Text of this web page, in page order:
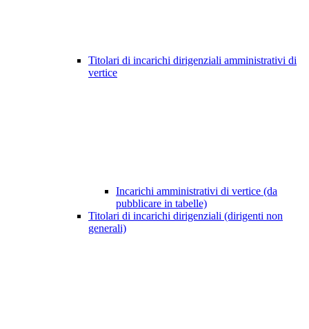
Titolari di incarichi dirigenziali amministrativi di
vertice
Incarichi amministrativi di vertice (da
pubblicare in tabelle)
Titolari di incarichi dirigenziali (dirigenti non
generali)